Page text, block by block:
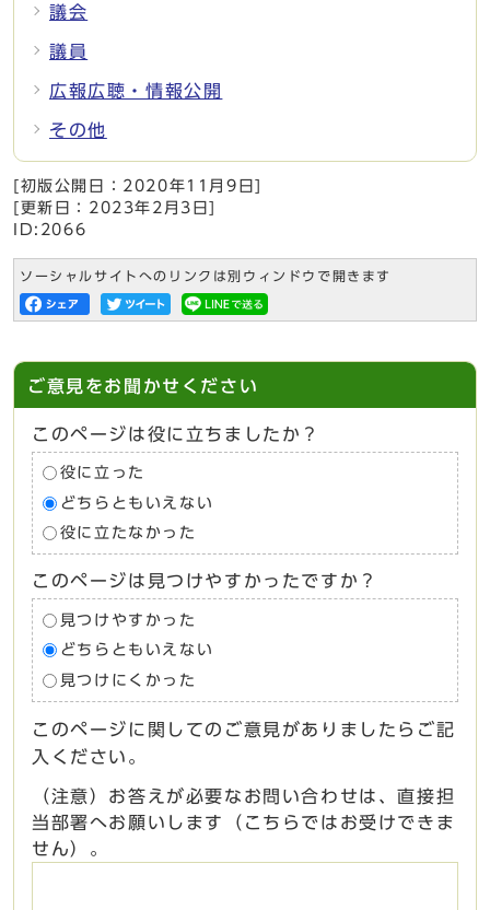
議会
議員
広報広聴・情報公開
その他
[初版公開日： 2020年11月9日
[更新日： 2023年2月3日
ID:2066
ソーシャルサイトへのリンクは別ウィンドウで開きます
ご意見をお聞かせください
このページは役に立ちましたか？
役に立った
どちらともいえない
役に立たなかった
このページは見つけやすかったですか？
見つけやすかった
どちらともいえない
見つけにくかった
このページに関してのご意見がありましたらご記
入ください。
（注意）お答えが必要なお問い合わせは、直接担
当部署へお願いします（こちらではお受けできま
せん）。